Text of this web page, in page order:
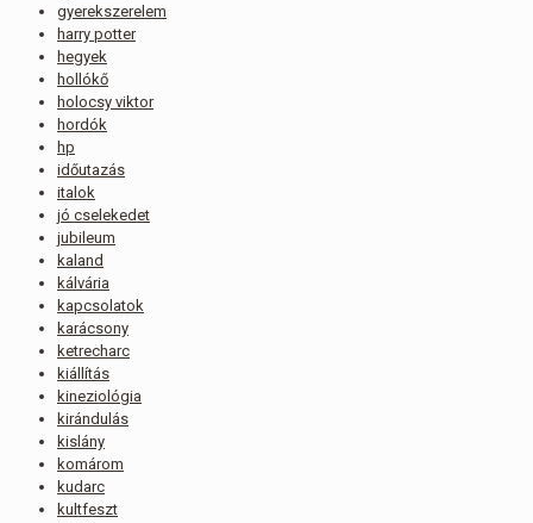
gyerekszerelem
harry potter
hegyek
hollókő
holocsy viktor
hordók
hp
időutazás
italok
jó cselekedet
jubileum
kaland
kálvária
kapcsolatok
karácsony
ketrecharc
kiállítás
kineziológia
kirándulás
kislány
komárom
kudarc
kultfeszt